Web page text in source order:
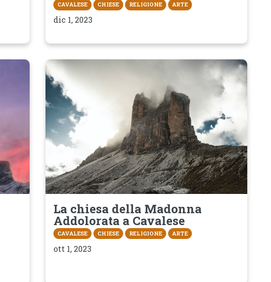
CAVALESE CHIESE RELIGIONE ARTE
dic 1, 2023
La chiesa della Madonna
Addolorata a Cavalese
CAVALESE CHIESE RELIGIONE ARTE
ott 1, 2023